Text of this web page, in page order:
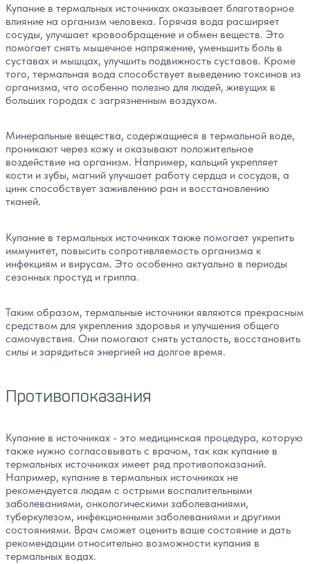
Купание в термальных источниках оказывает благотворное
влияние на организм человека. Горячая вода расширяет
сосуды, улучшает кровообращение и обмен веществ. Это
помогает снять мышечное напряжение, уменьшить боль в
суставах и мышцах, улучшить подвижность суставов. Кроме
того, термальная вода способствует выведению токсинов из
организма, что особенно полезно для людей, живущих в
больших городах с загрязненным воздухом.
Минеральные вещества, содержащиеся в термальной воде,
проникают через кожу и оказывают положительное
воздействие на организм. Например, кальций укрепляет
кости и зубы, магний улучшает работу сердца и сосудов, а
цинк способствует заживлению ран и восстановлению
тканей.
Купание в термальных источниках также помогает укрепить
иммунитет, повысить сопротивляемость организма к
инфекциям и вирусам. Это особенно актуально в периоды
сезонных простуд и гриппа.
Таким образом, термальные источники являются прекрасным
средством для укрепления здоровья и улучшения общего
самочувствия. Они помогают снять усталость, восстановить
силы и зарядиться энергией на долгое время.
Противопоказания
Купание в источниках - это медицинская процедура, которую
также нужно согласовывать с врачом, так как купание в
термальных источниках имеет ряд противопоказаний.
Например, купание в термальных источниках не
рекомендуется людям с острыми воспалительными
заболеваниями, онкологическими заболеваниями,
туберкулезом, инфекционными заболеваниями и другими
состояниями. Врач сможет оценить ваше состояние и дать
рекомендации относительно возможности купания в
термальных водах.